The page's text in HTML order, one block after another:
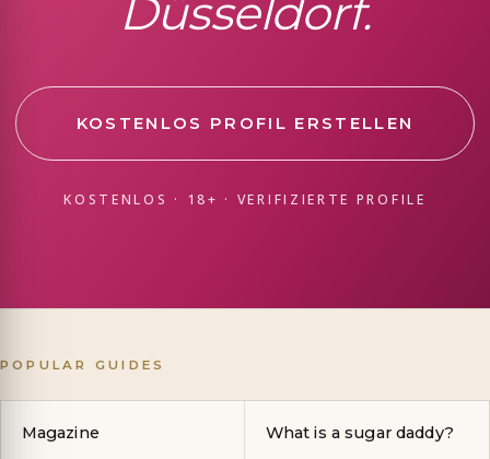
Düsseldorf.
KOSTENLOS PROFIL ERSTELLEN
KOSTENLOS · 18+ · VERIFIZIERTE PROFILE
POPULAR GUIDES
Magazine What is a sugar daddy?